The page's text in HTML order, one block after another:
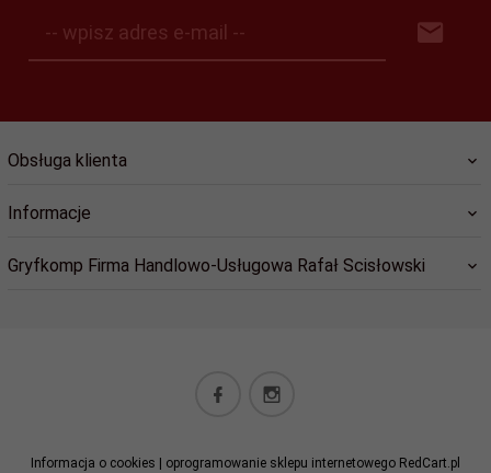
-- wpisz adres e-mail --
Obsługa klienta
Informacje
Gryfkomp Firma Handlowo-Usługowa Rafał Scisłowski
Informacja o cookies | oprogramowanie sklepu internetowego RedCart.pl